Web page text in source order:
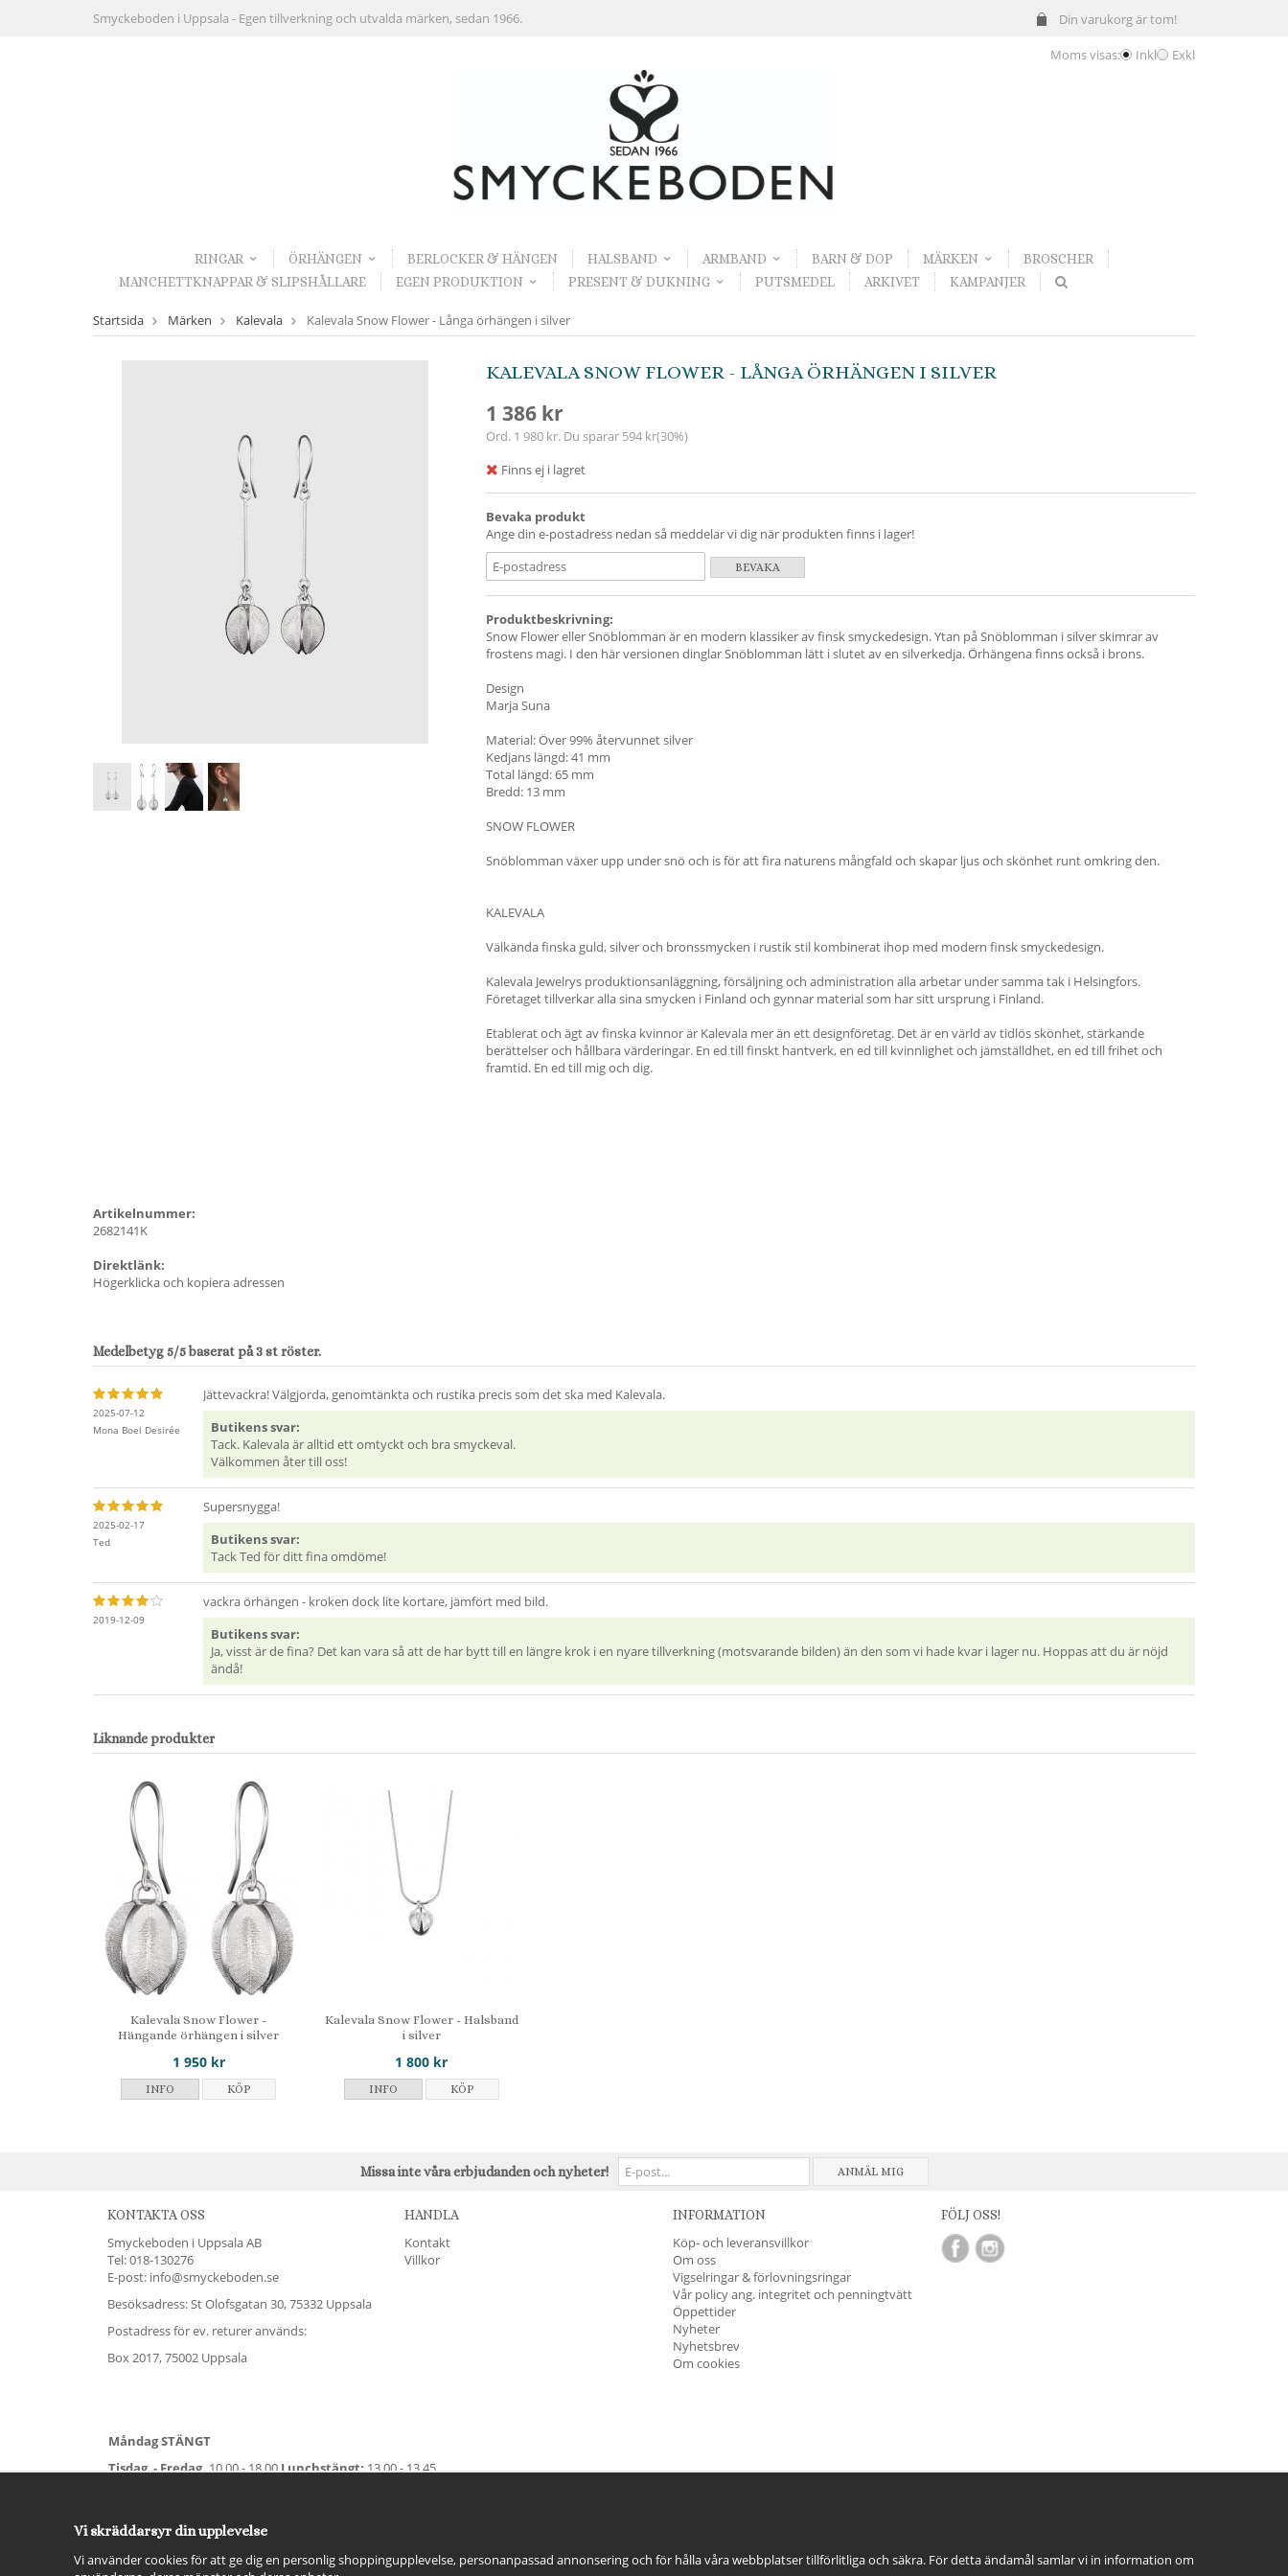
Din varukorg är tom!
Smyckeboden i Uppsala - Egen tillverkning och utvalda märken, sedan 1966.
Moms visas: Inkl Exkl
RINGAR ÖRHÄNGEN BERLOCKER & HÄNGEN HALSBAND ARMBAND BARN & DOP MÄRKEN
BROSCHER
MANCHETTKNAPPAR & SLIPSHÅLLARE
EGEN PRODUKTION PRESENT & DUKNING PUTSMEDEL ARKIVET KAMPANJER
Startsida Märken Kalevala Kalevala Snow Flower - Långa örhängen i silver
KALEVALA SNOW FLOWER - LÅNGA ÖRHÄNGEN I SILVER
1 386 kr
Ord. 1 980 kr. Du sparar 594 kr(30%)
Finns ej i lagret
Bevaka produkt
Ange din e-postadress nedan så meddelar vi dig när produkten finns i lager!
BEVAKA
Produktbeskrivning:
Snow Flower eller Snöblomman är en modern klassiker av finsk smyckedesign. Ytan på Snöblomman i silver skimrar av
frostens magi. I den här versionen dinglar Snöblomman lätt i slutet av en silverkedja. Örhängena finns också i brons.
Design
Marja Suna
Material: Över 99% återvunnet silver
Kedjans längd: 41 mm
Total längd: 65 mm
Bredd: 13 mm
SNOW FLOWER
Snöblomman växer upp under snö och is för att fira naturens mångfald och skapar ljus och skönhet runt omkring den.
KALEVALA
Välkända finska guld, silver och bronssmycken i rustik stil kombinerat ihop med modern finsk smyckedesign.
Kalevala Jewelrys produktionsanläggning, försäljning och administration alla arbetar under samma tak i Helsingfors.
Företaget tillverkar alla sina smycken i Finland och gynnar material som har sitt ursprung i Finland.
Etablerat och ägt av finska kvinnor är Kalevala mer än ett designföretag. Det är en värld av tidlös skönhet, stärkande
berättelser och hållbara värderingar. En ed till finskt hantverk, en ed till kvinnlighet och jämställdhet, en ed till frihet och
framtid. En ed till mig och dig.
Artikelnummer:
2682141K
Direktlänk:
Högerklicka och kopiera adressen
Medelbetyg5/5 baserat på3st röster.
2025-07-12
Mona Boel Desirée
Jättevackra! Välgjorda, genomtänkta och rustika precis som det ska med Kalevala.
Butikens svar:
Tack. Kalevala är alltid ett omtyckt och bra smyckeval.
Välkommen åter till oss!
2025-02-17
Ted
Supersnygga!
Butikens svar:
Tack Ted för ditt fina omdöme!
2019-12-09
vackra örhängen - kroken dock lite kortare, jämfört med bild.
Butikens svar:
Ja, visst är de fina? Det kan vara så att de har bytt till en längre krok i en nyare tillverkning (motsvarande bilden) än den som vi hade kvar i lager nu. Hoppas att du är nöjd
ändå!
Liknande produkter
Kalevala Snow Flower -
Hängande örhängen i silver
1 950 kr
INFO KÖP
Kalevala Snow Flower - Halsband
i silver
1 800 kr
INFO KÖP
Missa inte våra erbjudanden och nyheter! ANMÄL MIG
KONTAKTA OSS
Smyckeboden i Uppsala AB
Tel:018-130276
E-post: info@smyckeboden.se
Besöksadress: St Olofsgatan 30, 75332 Uppsala
Postadress för ev. returer används:
Box 2017, 75002 Uppsala
Måndag STÄNGT
Tisdag - Fredag, 10.00 - 18.00 Lunchstängt: 13.00 - 13.45
För avvikande öppettider:
HANDLA
Kontakt
Villkor
INFORMATION
Köp- och leveransvillkor
Om oss
Vigselringar & förlovningsringar
Vår policy ang. integritet och penningtvätt
Öppettider
Nyheter
Nyhetsbrev
Om cookies
FÖLJ OSS!
Vi skräddarsyr din upplevelse
Vi använder cookies för att ge dig en personlig shoppingupplevelse, personanpassad annonsering och för hålla våra webbplatser tillförlitliga och säkra. För detta ändamål samlar vi in information om